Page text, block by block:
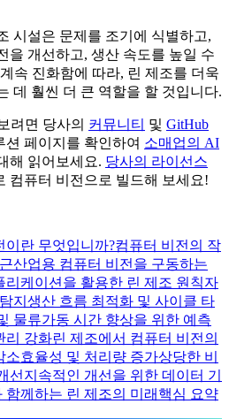
시설은 문제를 조기에 식별하고,
을 개선하고, 생산 속도를 높일 수
속 진화함에 따라, 린 제조를 더욱
데 훨씬 더 큰 역할을 할 것입니다.
려면 당사의 커뮤니티 및 GitHub
션 페이지를 확인하여 소매업의 AI
해 읽어보세요. 당사의 라이선스
컴퓨터 비전으로 빌드해 보세요!
이란 무엇입니까?컴퓨터 비전의 작
산업용 컴퓨터 비전을 구동하는
리케이션을 활용한 린 제조 원칙자
지 생산 흐름 최적화 및 사이클 타
물류가동 시간 향상을 위한 예측
리 강화린 제조에서 컴퓨터 비전의
소효율성 및 처리량 증가상당한 비
선 지속적인 개선을 위한 데이터 기
함께하는 린 제조의 미래 핵심 요약